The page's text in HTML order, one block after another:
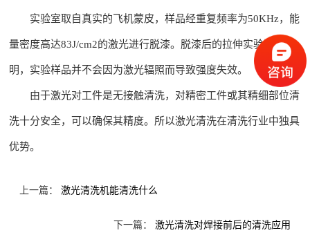
实验室取自真实的飞机蒙皮，样品经重复频率为50KHz，能
量密度高达83J/cm2的激光进行脱漆。脱漆后的拉伸实验数据表
明，实验样品并不会因为激光辐照而导致强度失效。
由于激光对工件是无接触清洗，对精密工件或其精细部位清
洗十分安全，可以确保其精度。所以激光清洗在清洗行业中独具
优势。
上一篇： 激光清洗机能清洗什么
下一篇： 激光清洗对焊接前后的清洗应用